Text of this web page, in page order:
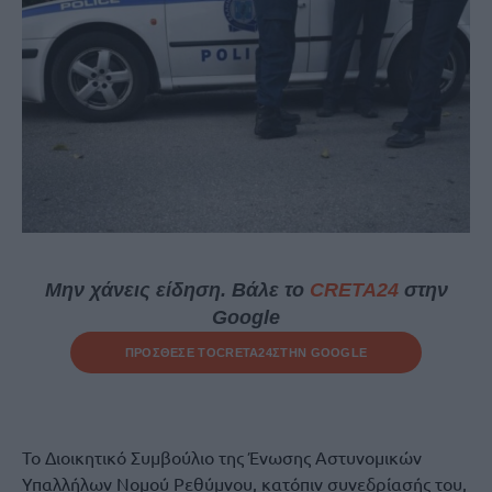
Μην χάνεις είδηση. Βάλε το CRETA24στην
Google
ΠΡΟΣΘΕΣΕ ΤΟCRETA24ΣΤΗΝ GOOGLE
Το Διοικητικό Συμβούλιο της Ένωσης Αστυνομικών
Υπαλλήλων Νομού Ρεθύμνου, κατόπιν συνεδρίασής του,